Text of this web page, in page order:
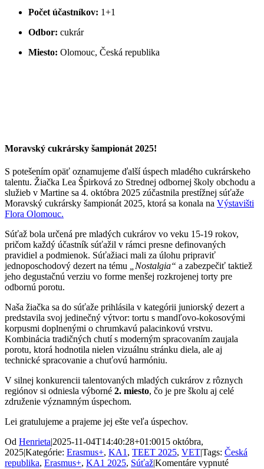
Počet účastníkov: 1+1
Odbor: cukrár
Miesto: Olomouc, Česká republika
Moravský cukrársky šampionát 2025!
S potešením opäť oznamujeme ďalší úspech mladého cukrárskeho
talentu. Žiačka Lea Špirková zo Strednej odbornej školy obchodu a
služieb v Martine sa 4. októbra 2025 zúčastnila prestížnej súťaže
Moravský cukrársky šampionát 2025, ktorá sa konala na Výstavišti
Flora Olomouc.
Súťaž bola určená pre mladých cukrárov vo veku 15-19 rokov,
pričom každý účastník súťažil v rámci presne definovaných
pravidiel a podmienok. Súťažiaci mali za úlohu pripraviť
jednoposchodový dezert na tému
„Nostalgia“ a zabezpečiť taktiež
jeho degustačnú verziu vo forme menšej rozkrojenej torty pre
odbornú porotu.
Naša žiačka sa do súťaže prihlásila v kategórii juniorský dezert a
predstavila svoj jedinečný výtvor: tortu s mandľovo-kokosovými
korpusmi doplnenými o chrumkavú palacinkovú vrstvu.
Kombinácia tradičných chutí s moderným spracovaním zaujala
porotu, ktorá hodnotila nielen vizuálnu stránku diela, ale aj
technické spracovanie a chuťovú harmóniu.
V silnej konkurencii talentovaných mladých cukrárov z rôznych
regiónov si odniesla výborné 2. miesto, čo je pre školu aj celé
združenie významným úspechom.
Lei gratulujeme a prajeme jej ešte veľa úspechov.
Od Henrieta|2025-11-04T14:40:28+01:0015 októbra,
2025|Kategórie: Erasmus+, KA1 , TEET 2025, VET|Tags: Česká
republika, Erasmus+, KA1 2025, Súťaž|Komentáre vypnuténa